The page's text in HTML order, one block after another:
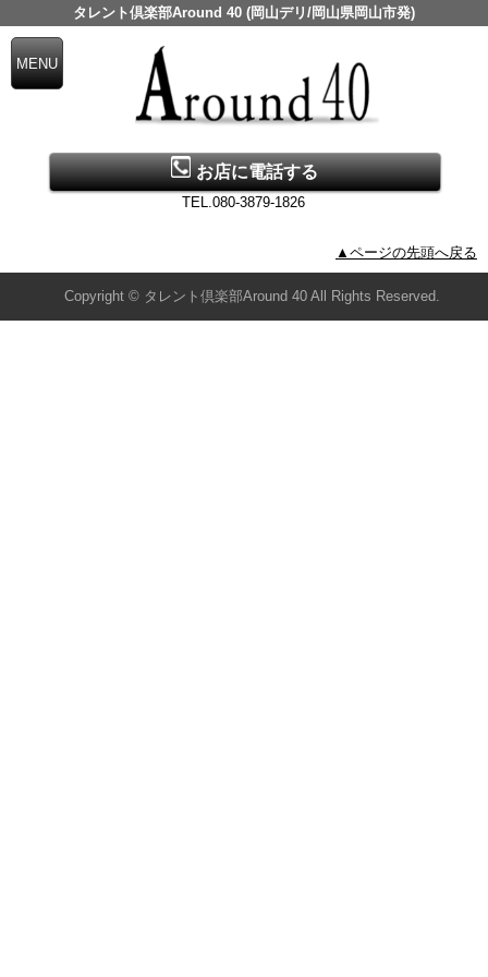
タレント倶楽部Around 40 (岡山デリ/岡山県岡山市発)
お店に電話する
TEL.080-3879-1826
▲ページの先頭へ戻る
Copyright © タレント倶楽部Around 40 All Rights Reserved.